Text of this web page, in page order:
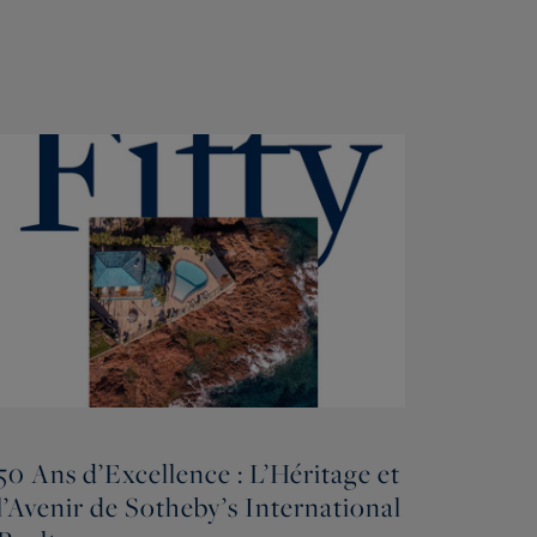
Ans d’Excellence : L’Héritage et
de Sotheby’s International